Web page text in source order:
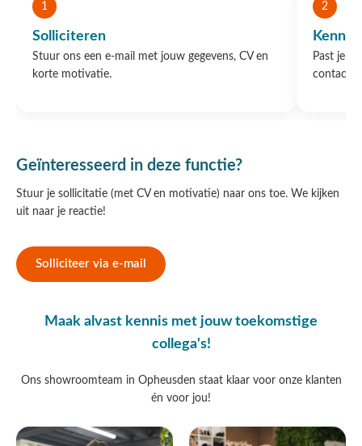
1
Solliciteren
Stuur ons een e-mail met jouw gegevens, CV en
korte motivatie.
2
Past je
contact
Geïnteresseerd in deze functie?
Stuur je sollicitatie (met CV en motivatie) naar ons toe. We kijken
uit naar je reactie!
Solliciteer via e-mail
Maak alvast kennis met jouw toekomstige
collega's!
Ons showroomteam in Opheusden staat klaar voor onze klanten
én voor jou!